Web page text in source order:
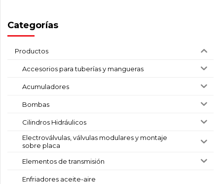
Categorías
Productos
Accesorios para tuberías y mangueras
Acumuladores
Bombas
Cilindros Hidráulicos
Electroválvulas, válvulas modulares y montaje
sobre placa
Elementos de transmisión
Enfriadores aceite-aire